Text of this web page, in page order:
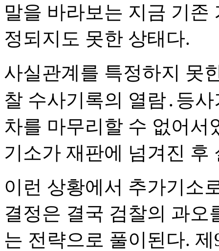
말을 바라보는 지금 기
정되지도 못한 상태다.
사실관계를 특정하지 못
찰 수사기록의 열람․등
차를 마무리할 수 없어서
기소가 재판에 넘겨진 후
이런 상황에서 추가기소
결정은 결국 검찰의 과
는 전략으로 풀이된다.